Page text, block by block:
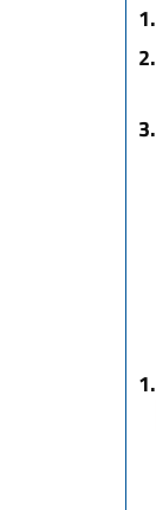
1.
2.
3.
1.